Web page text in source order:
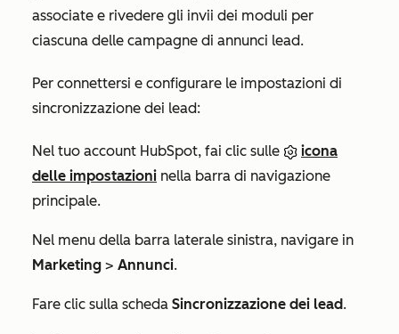
associate e rivedere gli invii dei moduli per
ciascuna delle campagne di annunci lead.
Per connettersi e configurare le impostazioni di
sincronizzazione dei lead:
Nel tuo account HubSpot, fai clic sulle
icona
delle impostazioni nella barra di navigazione
principale.
Nel menu della barra laterale sinistra, navigare in
Marketing > Annunci.
Fare clic sulla scheda Sincronizzazione dei lead.